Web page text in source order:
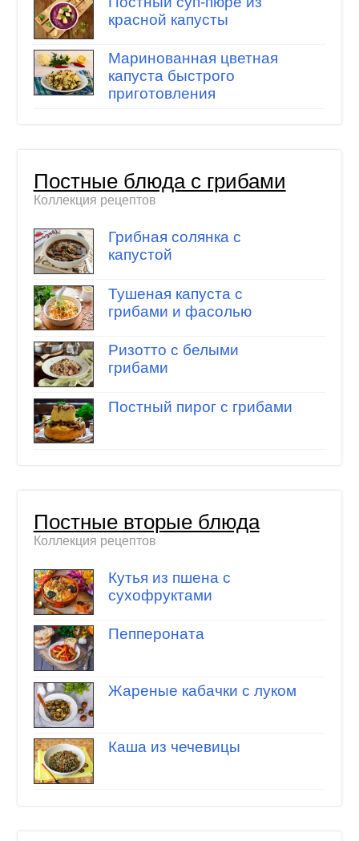
красной капусты
Маринованная цветная
капуста быстрого
приготовления
Постные блюда с грибами
Коллекция рецептов
Грибная солянка с
капустой
Тушеная капуста с
грибами и фасолью
Ризотто с белыми
грибами
Постный пирог с грибами
Постные вторые блюда
Коллекция рецептов
Кутья из пшена с
сухофруктами
Пеппероната
Жареные кабачки с луком
Каша из чечевицы